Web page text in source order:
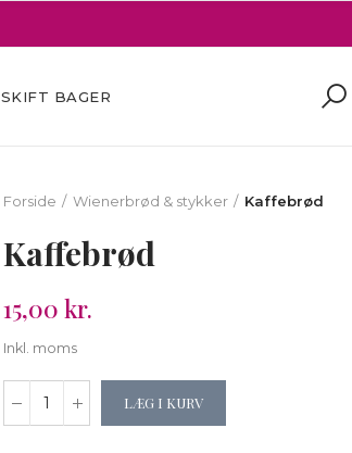
SKIFT BAGER
Forside Wienerbrød & stykker Kaffebrød
Kaffebrød
15,00 kr.
Inkl. moms
LÆG I KURV